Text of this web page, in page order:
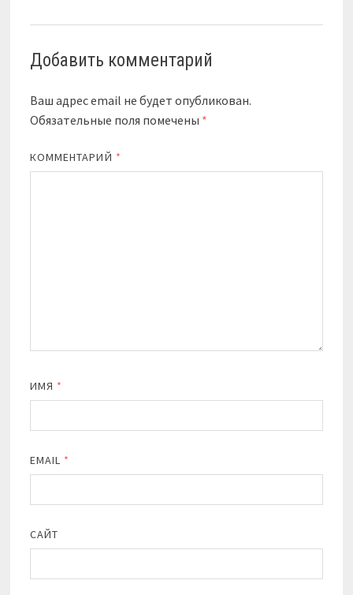
Добавить комментарий
Ваш адрес email не будет опубликован.
Обязательные поля помечены *
КОММЕНТАРИЙ *
ИМЯ *
EMAIL *
САЙТ